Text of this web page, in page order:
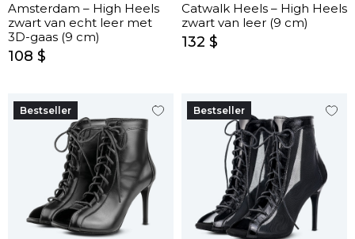
Amsterdam – High Heels
zwart van echt leer met
3D-gaas (9 cm)
108 $
Catwalk Heels – High Heels
zwart van leer (9 cm)
132 $
Bestseller Bestseller